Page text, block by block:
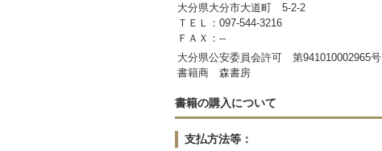
大分県大分市大道町 5-2-2
ＴＥＬ：097-544-3216
ＦＡＸ：--
大分県公安委員会許可 第941010002965号
書籍商 森書房
書籍の購入について
支払方法等：